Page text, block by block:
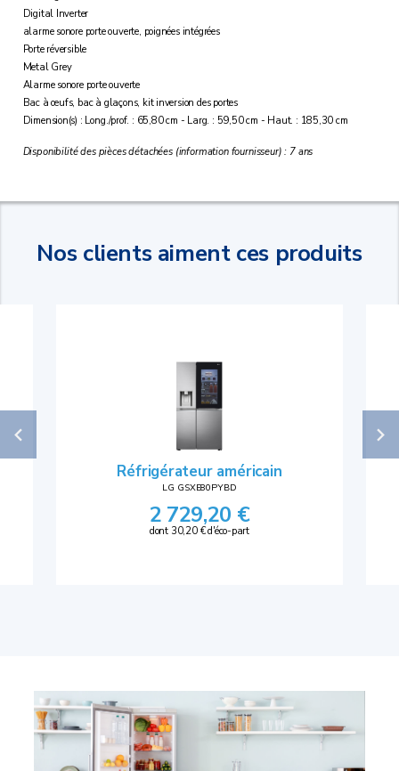
Digital Inverter
alarme sonore porte ouverte, poignées intégrées
Porte réversible
Metal Grey
Alarme sonore porte ouverte
Bac à œufs, bac à glaçons, kit inversion des portes
Dimension(s) : Long./prof. : 65,80 cm - Larg. : 59,50 cm - Haut. : 185,30 cm
Disponibilité des pièces détachées (information fournisseur) : 7 ans
Nos clients aiment ces produits
Réfrigérateur américain
LG GSXE80PYBD
2 729,20 €
dont 30,20 € d'éco-part